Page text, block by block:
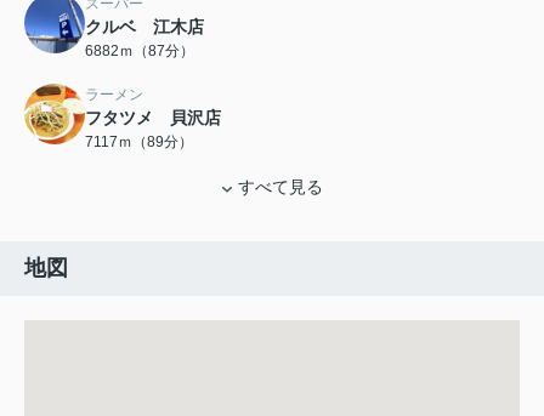
スーパー
クルベ 江木店
6882ｍ（87分）
ラーメン
フタツメ 貝沢店
7117ｍ（89分）
すべて見る
地図